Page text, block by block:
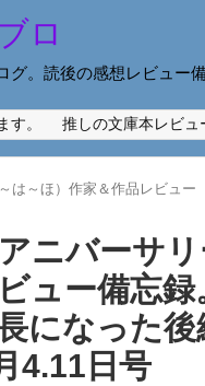
ロ
グ。読後の感想レビュー
す。 推しの文庫本レビュ
～は～ほ）作家＆作品レビュー
ニバーサ
ュー備忘
になった
4.11日号